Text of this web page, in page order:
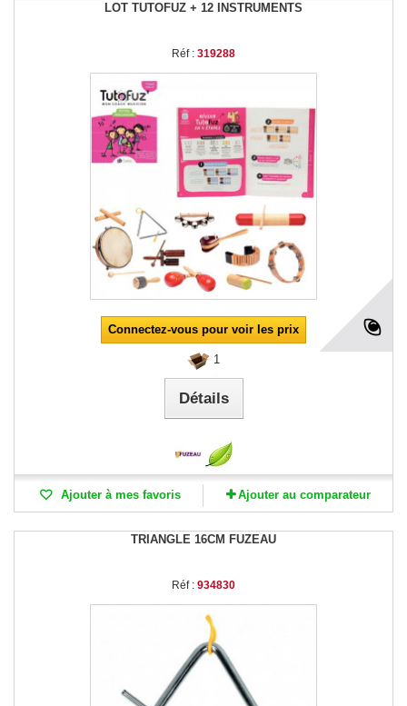
LOT TUTOFUZ + 12 INSTRUMENTS
Réf : 319288
Connectez-vous pour voir les prix
1
Détails
Ajouter à mes favoris Ajouter au comparateur
TRIANGLE 16CM FUZEAU
Réf : 934830